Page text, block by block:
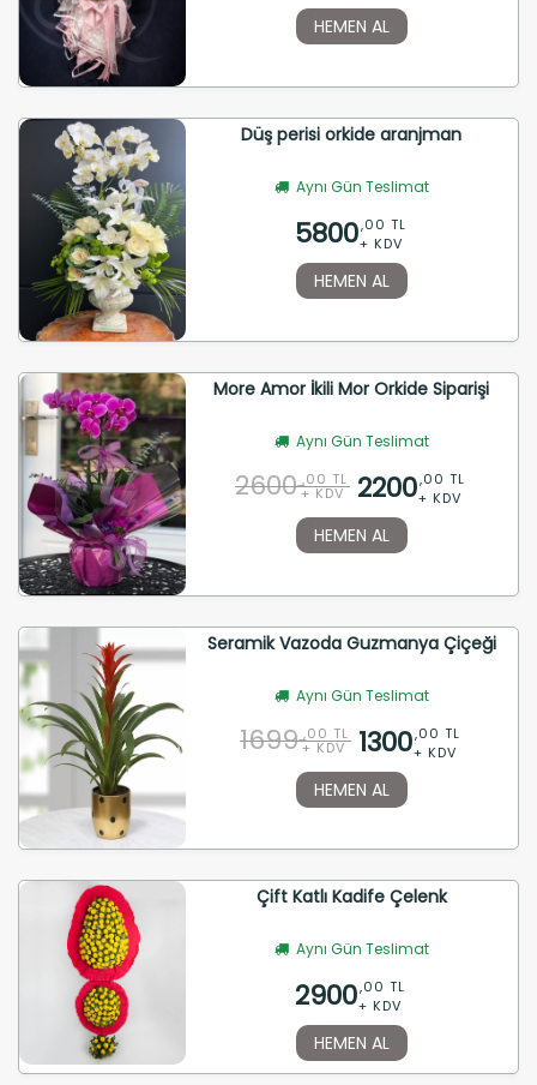
HEMEN AL
Düş perisi orkide aranjman
Aynı Gün Teslimat
5800,00 TL
+ KDV
HEMEN AL
More Amor İkili Mor Orkide Siparişi
Aynı Gün Teslimat
2600 ,00 TL
+ KDV 2200,00 TL
+ KDV
HEMEN AL
Seramik Vazoda Guzmanya Çiçeği
Aynı Gün Teslimat
1699 ,00 TL
+ KDV 1300,00 TL
+ KDV
HEMEN AL
Çift Katlı Kadife Çelenk
Aynı Gün Teslimat
2900,00 TL
+ KDV
HEMEN AL